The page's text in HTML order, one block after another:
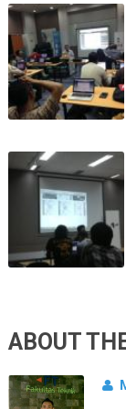
ABOUT